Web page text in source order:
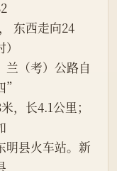
东西走向24
兰（考）公路自
”
，长4.1公里；
明县火车站。新